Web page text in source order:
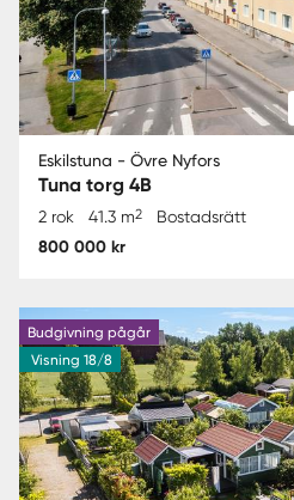
Eskilstuna - Övre Nyfors
Tuna torg 4B
2 rok 41.3 m2 Bostadsrätt
800 000 kr
Budgivning pågår
Visning 18/8